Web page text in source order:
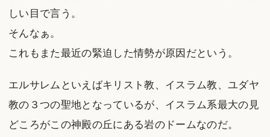
しい目で言う。
そんなぁ。
これもまた最近の緊迫した情勢が原因だという。
エルサレムといえばキリスト教、イスラム教、ユダヤ
教の３つの聖地となっているが、イスラム系最大の見
どころがこの神殿の丘にある岩のドームなのだ。